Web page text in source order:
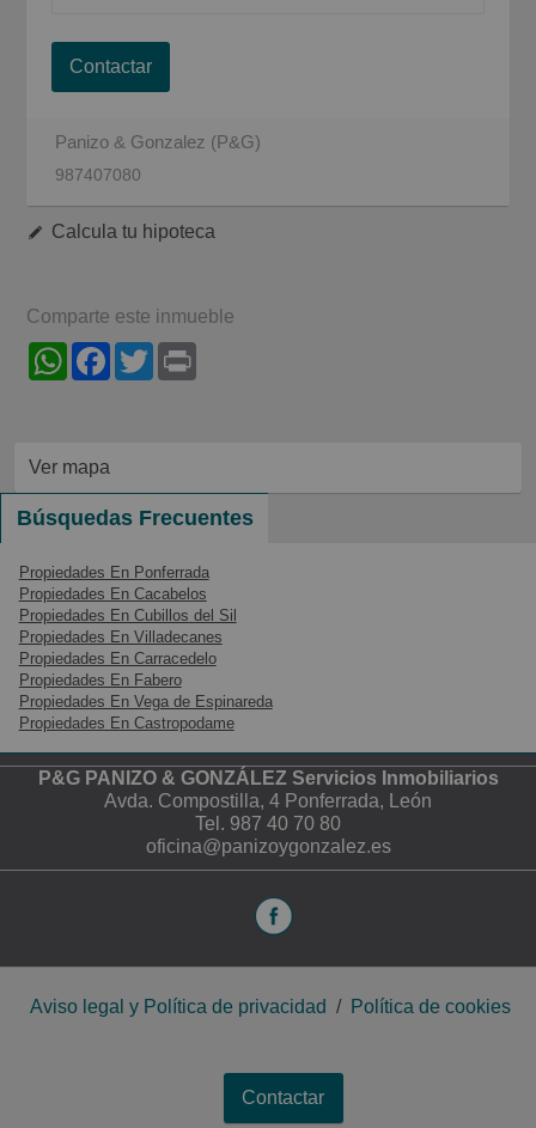
Contactar
Panizo & Gonzalez (P&G)
987407080
Contactar
Calcula tu hipoteca
Comparte este inmueble
WhatsAppFacebook
Twitter
Ver mapa
Búsquedas Frecuentes
Propiedades En Ponferrada
Propiedades En Cacabelos
Propiedades En Cubillos del Sil
Propiedades En Villadecanes
Propiedades En Carracedelo
Propiedades En Fabero
Propiedades En Vega de Espinareda
Propiedades En Castropodame
P&G PANIZO & GONZÁLEZ Servicios Inmobiliarios
Avda. Compostilla, 4 Ponferrada, León
Tel. 987 40 70 80
oficina@panizoygonzalez.es
Aviso legal y Política de privacidad / Política de cookies